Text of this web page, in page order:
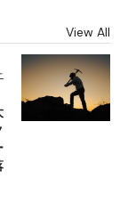
View All